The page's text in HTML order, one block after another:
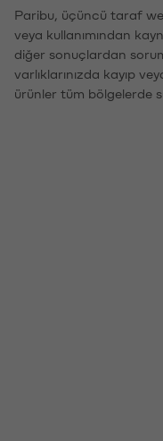
Paribu, üçüncü taraf
veya kullanımından
diğer sonuçlardan
varlıklarınızda kayıp
ürünler tüm bölgelerde